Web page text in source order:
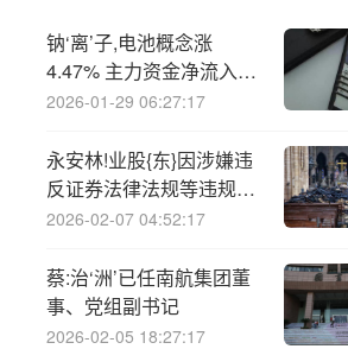
钠‘离’子,电池概念涨
4.47% 主力资金净流入79
股
2026-01-29 06:27:17
永安林!业股{东}因涉嫌违
反证券法律法规等违规行
为被证监会责令改正
2026-02-07 04:52:17
蔡:治‘洲’已任南航集团董
事、党组副书记
2026-02-05 18:27:17